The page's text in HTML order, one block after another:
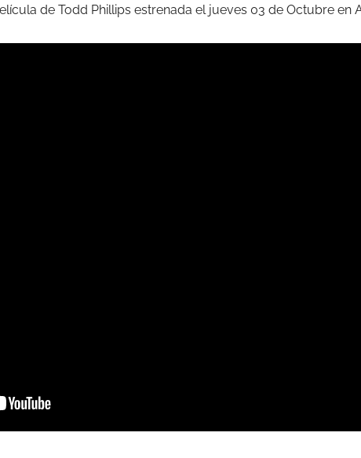
de Todd Phillips estrenada el jueves 03 de Octubre en